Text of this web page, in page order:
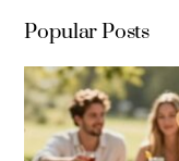
Popular Posts